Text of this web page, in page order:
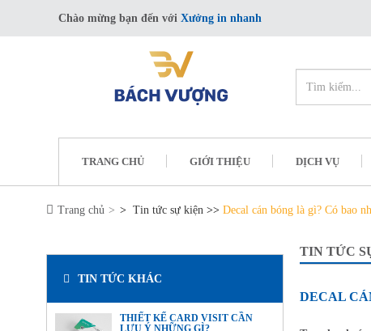
Chào mừng bạn đến với Xưởng in nhanh
TRANG CHỦ GIỚI THIỆU DỊCH VỤ
Trang chủ > Tin tức sự kiện >> Decal cán bóng là gì? Có bao
TIN TỨC KHÁC
THIẾT KẾ CARD VISIT CẦN
LƯU Ý NHỮNG GÌ?
TIN TỨC
DECAL